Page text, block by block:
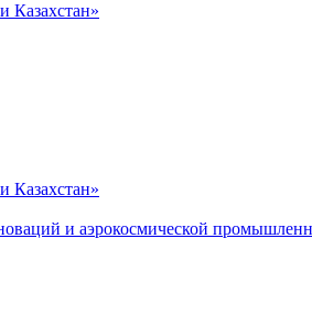
Казахстан»
Казахстан»
и аэрокосмической